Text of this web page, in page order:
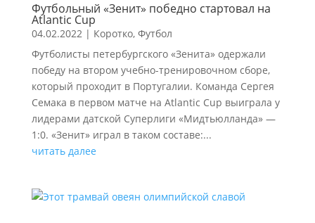
Футбольный «Зенит» победно стартовал на
Atlantic Cup
04.02.2022| Коротко, Футбол
Футболисты петербургского «Зенита» одержали
победу на втором учебно-тренировочном сборе,
который проходит в Португалии. Команда Сергея
Семака в первом матче на Atlantic Cup выиграла у
лидерами датской Суперлиги «Мидтьюлланда» —
1:0. «Зенит» играл в таком составе:...
читать далее